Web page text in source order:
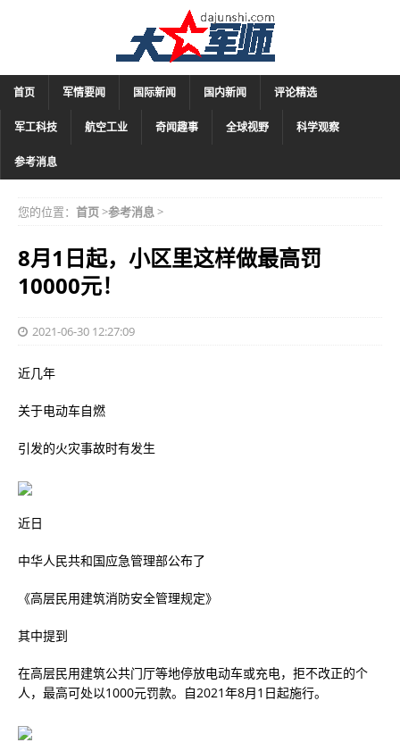
首页 军情要闻 国际新闻 国内新闻 评论精选
军工科技 航空工业 奇闻趣事 全球视野 科学观察
参考消息
您的位置： 首页>参考消息>
8月1日起，小区里这样做最高罚
10000元！
2021-06-30 12:27:09
近几年
关于电动车自燃
引发的火灾事故时有发生
近日
中华人民共和国应急管理部公布了
《高层民用建筑消防安全管理规定》
其中提到
在高层民用建筑公共门厅等地停放电动车或充电，拒不改正的个
人，最高可处以1000元罚款。自2021年8月1日起施行。